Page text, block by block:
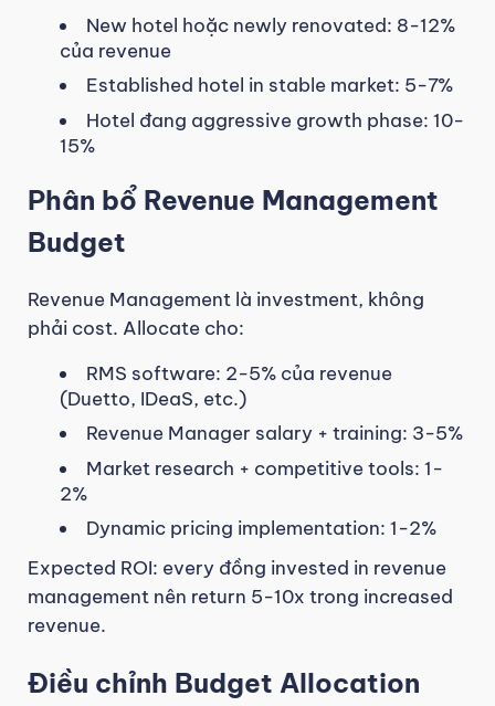
New hotel hoặc newly renovated: 8-12%
của revenue
Established hotel in stable market: 5-7%
Hotel đang aggressive growth phase: 10-
15%
Phân bổ Revenue Management
Budget
Revenue Management là investment, không
phải cost. Allocate cho:
RMS software: 2-5% của revenue
(Duetto, IDeaS, etc.)
Revenue Manager salary + training: 3-5%
Market research + competitive tools: 1-
2%
Dynamic pricing implementation: 1-2%
Expected ROI: every đồng invested in revenue
management nên return 5-10x trong increased
revenue.
Điều chỉnh Budget Allocation